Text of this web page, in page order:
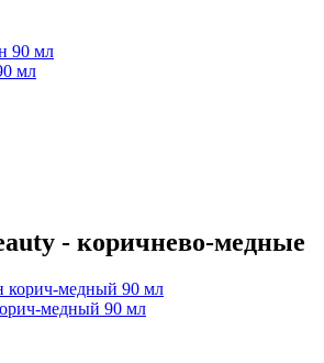
мл
- коричнево-медные
медный 90 мл